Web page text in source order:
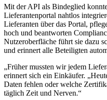
Mit der API als Bindeglied
Lieferantenportal nahtlos
Lieferanten über das Portal,
hoch und beantworten
Nutzeroberfläche führt sie dazu
und erinnert alle Beteiligten
„Früher mussten wir jedem
erinnert sich ein Einkäufer.
Daten fehlen oder welche
täglich Zeit und Nerven.“